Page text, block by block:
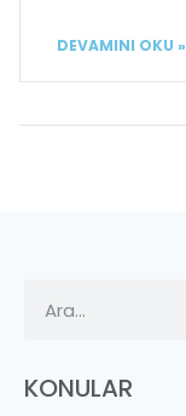
DEVAMINI OKU »
KONULAR